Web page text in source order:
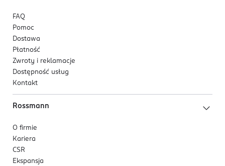
FAQ
Pomoc
Dostawa
Płatność
Zwroty i reklamacje
Dostępność usług
Kontakt
Rossmann
O firmie
Kariera
CSR
Ekspansja